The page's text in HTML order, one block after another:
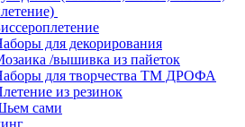
для декорирования
/вышивка из пайеток
для творчества ТМ ДРОФА
из резинок
сами